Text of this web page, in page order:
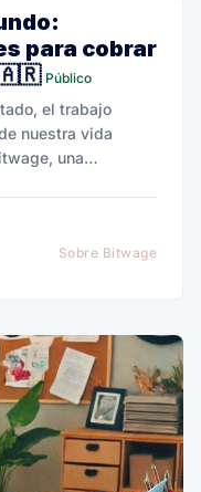
para cobrar
🇦🇷 Público
el trabajo
nuestra vida
una
Sobre Bitwage